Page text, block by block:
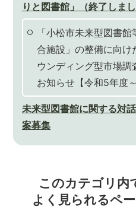
りと図書館」（終了しまし
「小松市未来型図書館
合施設」の整備に向け
ウンディング型市場調
お知らせ【令和5年度～
未来型図書館に関する対
案募集
このカテゴリ内
よく見られるペ